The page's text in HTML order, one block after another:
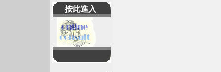
按此進入